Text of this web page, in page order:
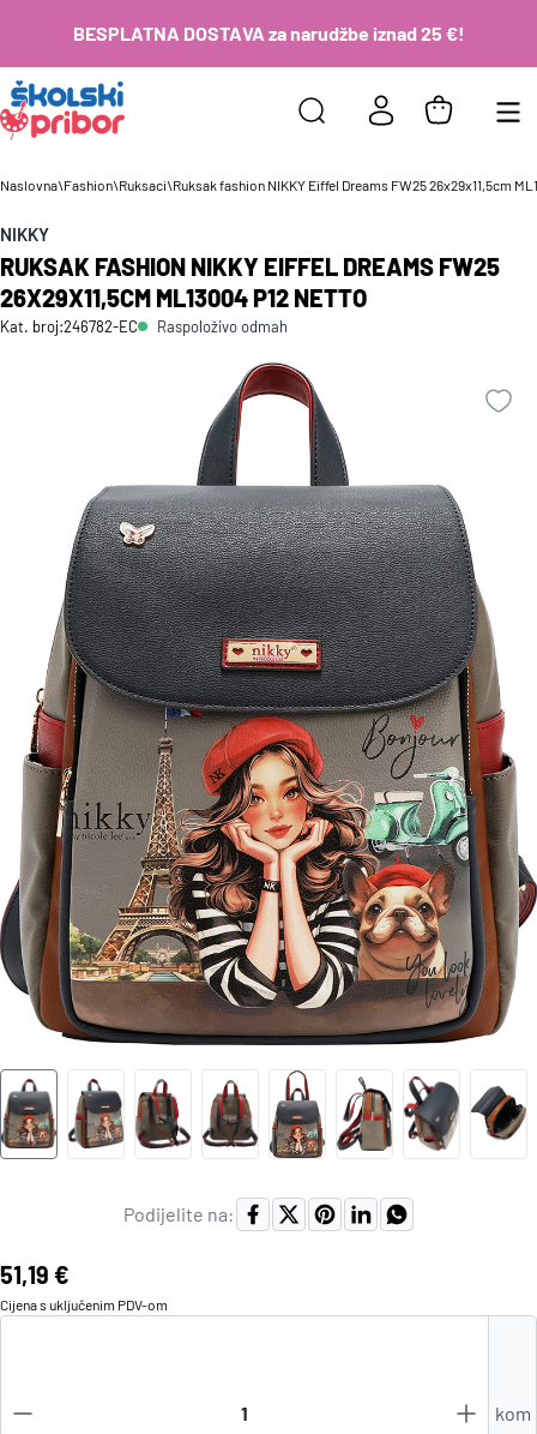
BESPLATNA DOSTAVA za narudžbe iznad 25 €!
Podijelite na:
Naslovna\Fashion\Ruksaci\Ruksak fashion NIKKY Eiffel Dreams FW25 26x29x11,5cm
NIKKY
RUKSAK FASHION NIKKY EIFFEL DREAMS FW25
26X29X11,5CM ML13004 P12 NETTO
Kat. broj:246782-EC Raspoloživo odmah
Cijena:
51,19 €
Cijena s uključenim PDV-om
kom